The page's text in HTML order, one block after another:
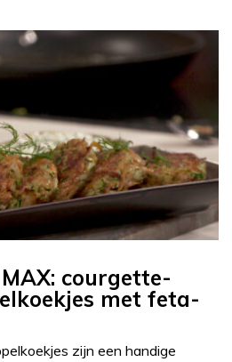
courgette-
met feta-
zijn een handige